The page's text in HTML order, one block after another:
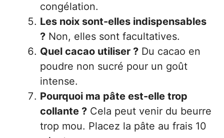
congélation.
Les noix sont-elles indispensables
? Non, elles sont facultatives.
Quel cacao utiliser ? Du cacao en
poudre non sucré pour un goût
intense.
Pourquoi ma pâte est-elle trop
collante ? Cela peut venir du beurre
trop mou. Placez la pâte au frais 10